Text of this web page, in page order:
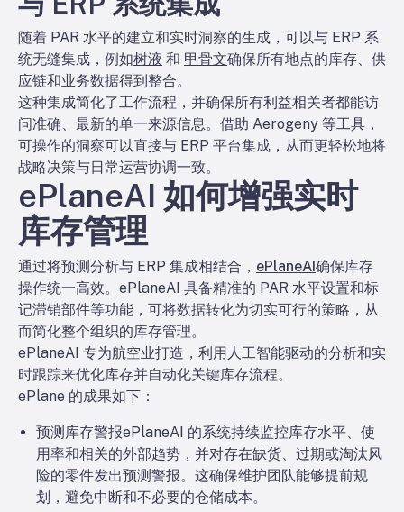
随着 PAR 水平的建立和实时洞察的生成，可以与 ERP 系
统无缝集成，例如树液 和 甲骨文确保所有地点的库存、供
应链和业务数据得到整合。
这种集成简化了工作流程，并确保所有利益相关者都能访
问准确、最新的单一来源信息。借助 Aerogeny 等工具，
可操作的洞察可以直接与 ERP 平台集成，从而更轻松地将
战略决策与日常运营协调一致。
ePlaneAI 如何增强实时
库存管理
通过将预测分析与 ERP 集成相结合， ePlaneAI确保库存
操作统一高效。ePlaneAI 具备精准的 PAR 水平设置和标
记滞销部件等功能，可将数据转化为切实可行的策略，从
而简化整个组织的库存管理。
ePlaneAI 专为航空业打造，利用人工智能驱动的分析和实
时跟踪来优化库存并自动化关键库存流程。
ePlane 的成果如下：
预测库存警报ePlaneAI 的系统持续监控库存水平、使
用率和相关的外部趋势，并对存在缺货、过期或淘汰风
险的零件发出预测警报。这确保维护团队能够提前规
划，避免中断和不必要的仓储成本。